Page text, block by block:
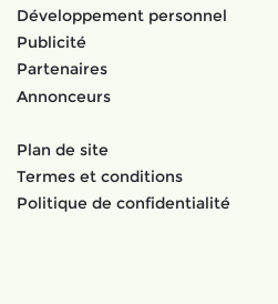
Développement personnel
Publicité
Partenaires
Annonceurs
Plan de site
Termes et conditions
Politique de confidentialité